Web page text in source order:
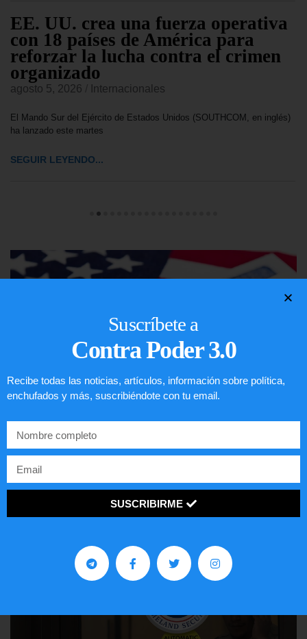
EE. UU. crea una fuerza operativa
con 18 países de América para
reforzar la lucha contra el crimen
organizado
agosto 5, 2026 Internacionales
El Mando Sur del Ejército de Estados Unidos (SOUTHCOM, en inglés)
ha lanzado este martes
SEGUIR LEYENDO...
Lotería de visa de EEUU
LEER ARTÍCULO...
Suscríbete a
Contra Poder 3.0
Recibe todas las noticias, artículos, información sobre política,
enchufados y más, suscribiéndote con tu email.
SUSCRIBIRME